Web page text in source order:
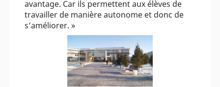
avantage. Car ils permettent aux élèves de
travailler de manière autonome et donc de
s’améliorer. »